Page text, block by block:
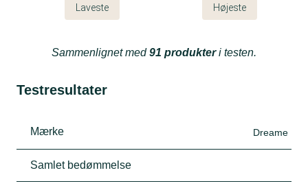
Laveste Højeste
Sammenlignet med91 produkteri testen.
Testresultater
Mærke Dreame
Samlet bedømmelse